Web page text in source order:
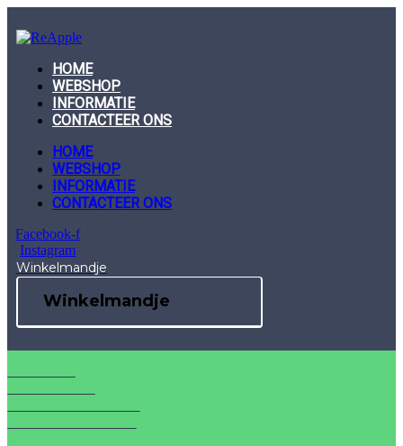
to
content
HOME
WEBSHOP
INFORMATIE
CONTACTEER ONS
HOME
WEBSHOP
INFORMATIE
CONTACTEER ONS
Facebook-f
Instagram
Winkelmandje
Winkelmandje